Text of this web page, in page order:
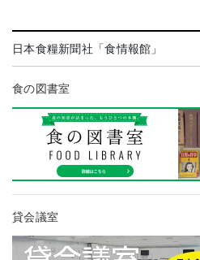
日本食糧新聞社「食情報館」
食の図書室
貸会議室